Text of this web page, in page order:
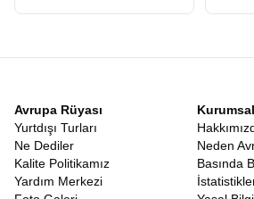
sonucun belirsizliği gezginleri yorar.
edin.
Vizesiz Güney Kore Japonya Tatili
takılmadan, sadece keşfetme heyecanına
nadir rotalardan biridir. Bu kolaylık,
grupları ve ailesiyle rahat bir tatil geçirmek
bir nimettir.
Japonya Güney Kore Gezi Rehberi
Avrupa Rüyası
Yurtdışı Turları
Ne Dediler
Kalite Politikamız
Yardım Merkezi
Kurumsal
Neden
Basında